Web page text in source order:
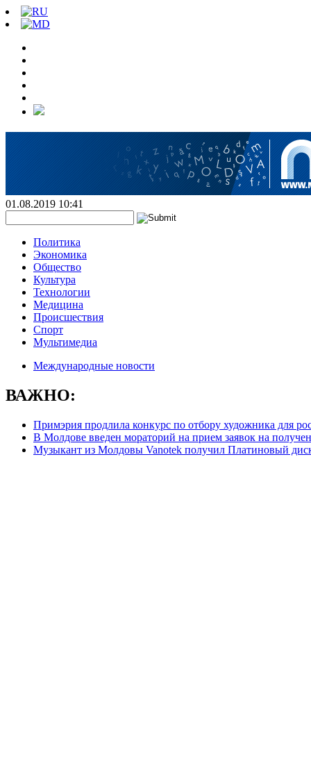
01.08.2019 10:41
Политика
Экономика
Общество
Культура
Технологии
Медицина
Происшествия
Спорт
Мультимедиа
Международные новости
ВАЖНО:
Примэрия продлила конкурс по отбору художника для
В Молдове введен мораторий на прием заявок на
Музыкант из Молдовы Vanotek получил Платиновый